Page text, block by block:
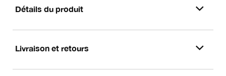
Détails du produit
Livraison et retours